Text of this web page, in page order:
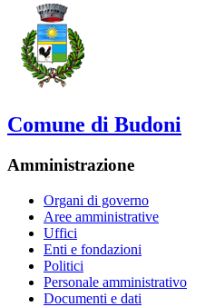
Comune di Budoni
Amministrazione
Organi di governo
Aree amministrative
Uffici
Enti e fondazioni
Politici
Personale amministrativo
Documenti e dati